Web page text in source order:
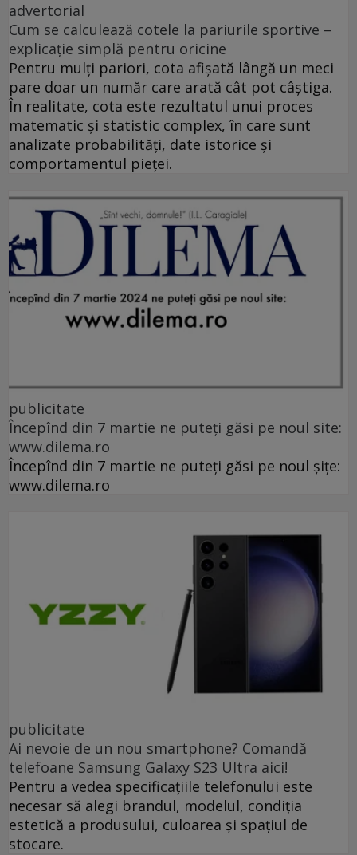
advertorial
Cum se calculează cotele la pariurile sportive –
explicație simplă pentru oricine
Pentru mulți pariori, cota afișată lângă un meci
pare doar un număr care arată cât pot câștiga.
În realitate, cota este rezultatul unui proces
matematic și statistic complex, în care sunt
analizate probabilități, date istorice și
comportamentul pieței.
publicitate
Începînd din 7 martie ne puteți găsi pe noul site:
www.dilema.ro
Începînd din 7 martie ne puteți găsi pe noul șițe:
www.dilema.ro
publicitate
Ai nevoie de un nou smartphone? Comandă
telefoane Samsung Galaxy S23 Ultra aici!
Pentru a vedea specificațiile telefonului este
necesar să alegi brandul, modelul, condiția
estetică a produsului, culoarea și spațiul de
stocare.